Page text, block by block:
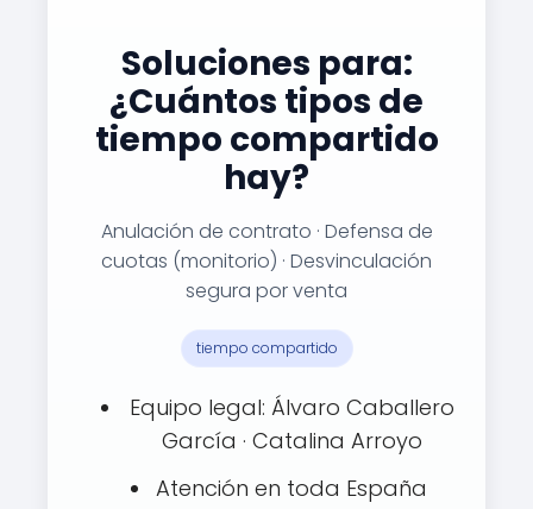
Soluciones para:
¿Cuántos tipos de
tiempo compartido
hay?
Anulación de contrato · Defensa de
cuotas (monitorio) · Desvinculación
segura por venta
tiempo compartido
Equipo legal: Álvaro Caballero
García · Catalina Arroyo
Atención en toda España